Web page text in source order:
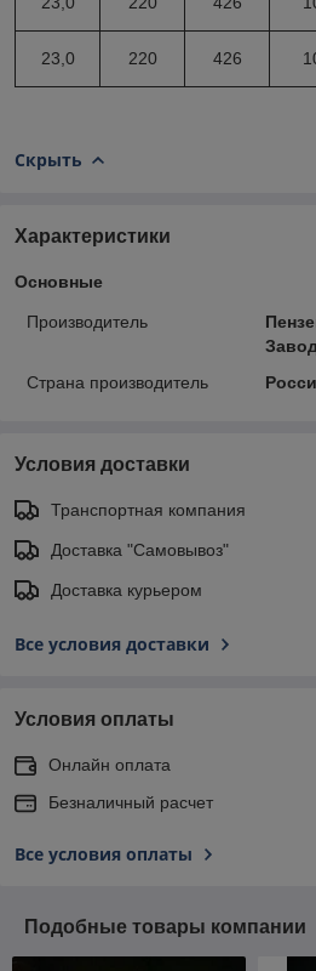
23,0 220 426
Скрыть
Характеристики
Основные
Производитель
Страна производитель
Условия доставки
Транспортная компания
Доставка "Самовывоз"
Доставка курьером
Все условия доставки
Условия оплаты
Онлайн оплата
Безналичный расчет
Все условия оплаты
Подобные товары компании